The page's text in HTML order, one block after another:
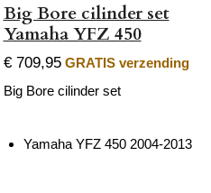
Big Bore cilinder set
Yamaha YFZ 450
€ 709,95 GRATIS verzending
Big Bore cilinder set
Yamaha YFZ 450 2004-2013